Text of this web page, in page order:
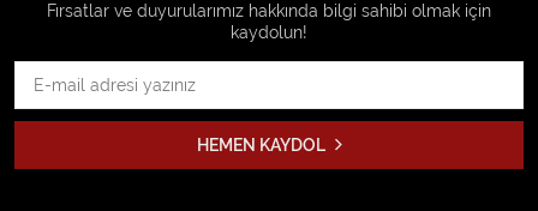
Fırsatlar ve duyurularımız hakkında bilgi sahibi olmak için
kaydolun!
HEMEN KAYDOL